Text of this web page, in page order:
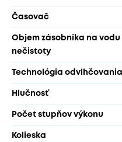
Časovač
Objem zásobníka na vodu
nečistoty
Technológia odvlhčovania
Hlučnosť
Počet stupňov výkonu
Kolieska